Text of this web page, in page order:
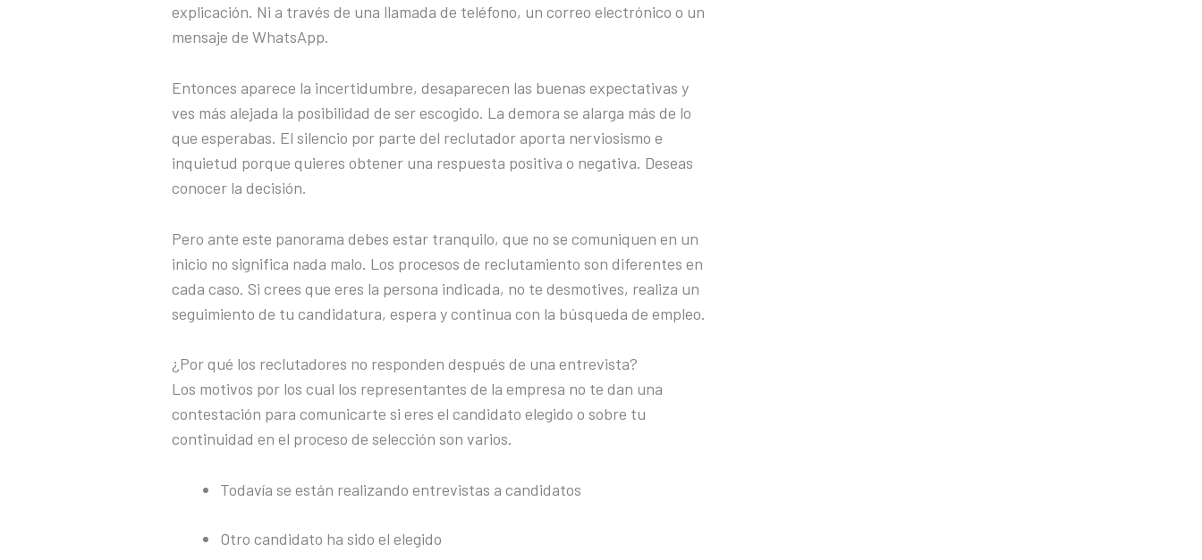
explicación. Ni a través de una llamada de teléfono, un correo electrónico o un
mensaje de WhatsApp.
Entonces aparece la incertidumbre, desaparecen las buenas expectativas y
ves más alejada la posibilidad de ser escogido. La demora se alarga más de lo
que esperabas. El silencio por parte del reclutador aporta nerviosismo e
inquietud porque quieres obtener una respuesta positiva o negativa. Deseas
conocer la decisión.
Pero ante este panorama debes estar tranquilo, que no se comuniquen en un
inicio no significa nada malo. Los procesos de reclutamiento son diferentes en
cada caso. Si crees que eres la persona indicada, no te desmotives, realiza un
seguimiento de tu candidatura, espera y continua con la búsqueda de empleo.
¿Por qué los reclutadores no responden después de una entrevista?
Los motivos por los cual los representantes de la empresa no te dan una
contestación para comunicarte si eres el candidato elegido o sobre tu
continuidad en el proceso de selección son varios.
Todavía se están realizando entrevistas a candidatos
Otro candidato ha sido el elegido